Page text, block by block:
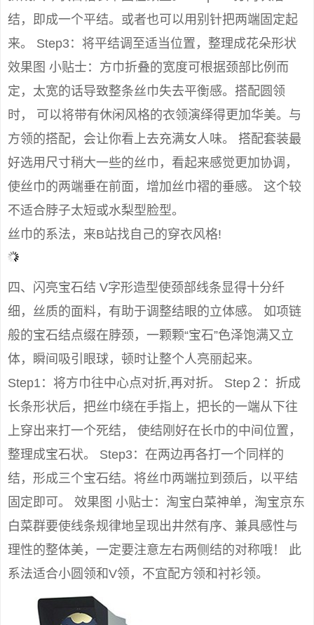
结，即成一个平结。或者也可以用别针把两端固定起
来。 Step3：将平结调至适当位置，整理成花朵形状
效果图 小贴士：方巾折叠的宽度可根据颈部比例而
定，太宽的话导致整条丝巾失去平衡感。搭配圆领
时， 可以将带有休闲风格的衣领演绎得更加华美。与
方领的搭配，会让你看上去充满女人味。 搭配套装最
好选用尺寸稍大一些的丝巾，看起来感觉更加协调，
使丝巾的两端垂在前面，增加丝巾褶的垂感。 这个较
不适合脖子太短或水梨型脸型。
丝巾的系法，来B站找自己的穿衣风格!
四、闪亮宝石结 V字形造型使颈部线条显得十分纤
细，丝质的面料，有助于调整结眼的立体感。 如项链
般的宝石结点缀在脖颈，一颗颗“宝石”色泽饱满又立
体，瞬间吸引眼球，顿时让整个人亮丽起来。
Step1：将方巾往中心点对折,再对折。 Step２：折成
长条形状后，把丝巾绕在手指上，把长的一端从下往
上穿出来打一个死结， 使结刚好在长巾的中间位置，
整理成宝石状。 Step3：在两边再各打一个同样的
结，形成三个宝石结。将丝巾两端拉到颈后，以平结
固定即可。 效果图 小贴士：淘宝白菜神单，淘宝京东
白菜群要使线条规律地呈现出井然有序、兼具感性与
理性的整体美，一定要注意左右两侧结的对称哦！ 此
系法适合小圆领和V领，不宜配方领和衬衫领。